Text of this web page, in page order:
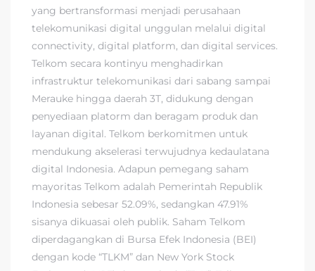
yang bertransformasi menjadi perusahaan
telekomunikasi digital unggulan melalui digital
connectivity, digital platform, dan digital services.
Telkom secara kontinyu menghadirkan
infrastruktur telekomunikasi dari sabang sampai
Merauke hingga daerah 3T, didukung dengan
penyediaan platorm dan beragam produk dan
layanan digital. Telkom berkomitmen untuk
mendukung akselerasi terwujudnya kedaulatana
digital Indonesia. Adapun pemegang saham
mayoritas Telkom adalah Pemerintah Republik
Indonesia sebesar 52.09%, sedangkan 47.91%
sisanya dikuasai oleh publik. Saham Telkom
diperdagangkan di Bursa Efek Indonesia (BEI)
dengan kode “TLKM” dan New York Stock